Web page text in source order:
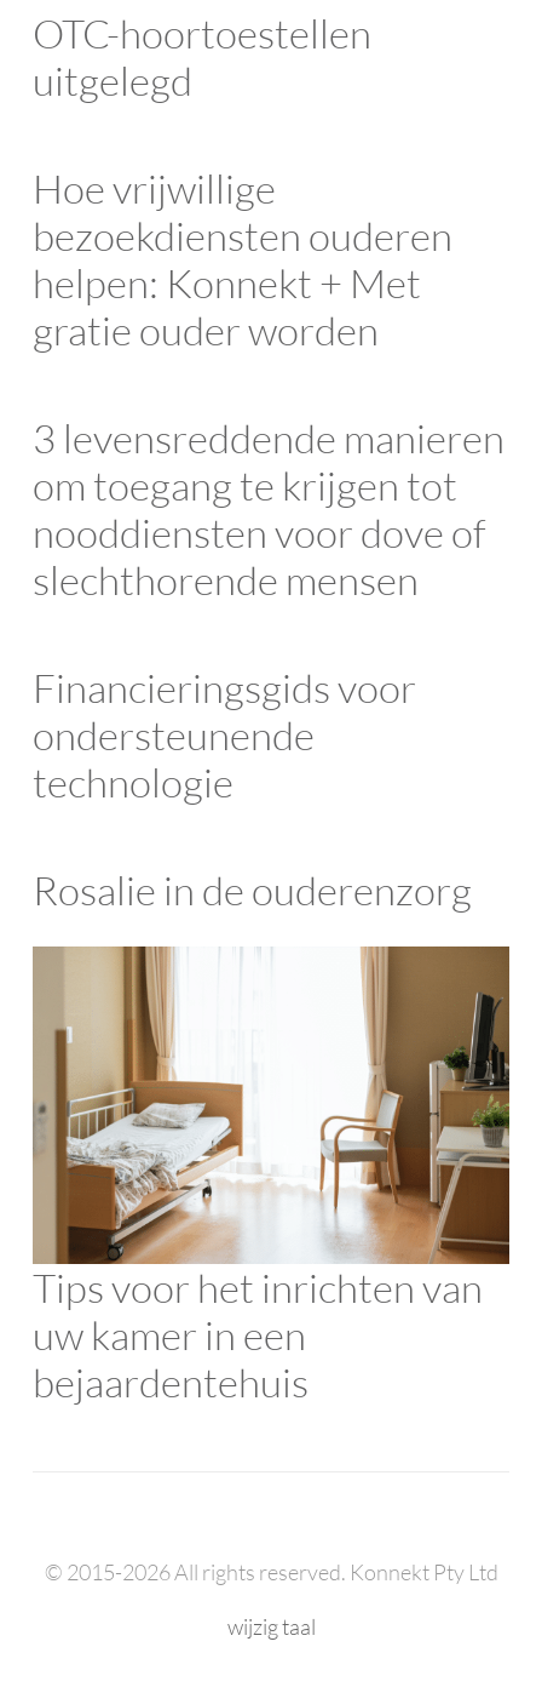
OTC-hoortoestellen
uitgelegd
Hoe vrijwillige
bezoekdiensten ouderen
helpen: Konnekt + Met
gratie ouder worden
3 levensreddende manieren
om toegang te krijgen tot
nooddiensten voor dove of
slechthorende mensen
Financieringsgids voor
ondersteunende
technologie
Rosalie in de ouderenzorg
Tips voor het inrichten van
uw kamer in een
bejaardentehuis
© 2015-2026 All rights reserved. Konnekt Pty Ltd
wijzig taal